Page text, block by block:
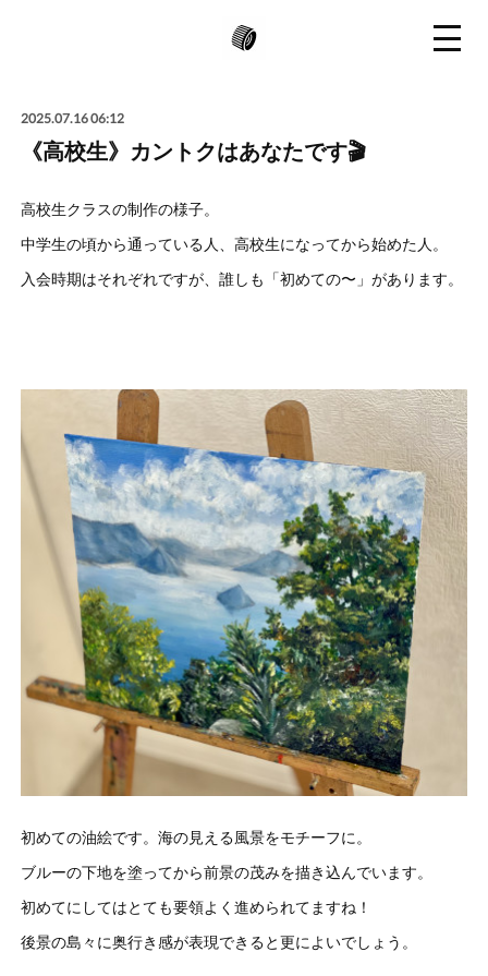
2025.07.16 06:12
《高校生》カントクはあなたです🎬
高校生クラスの制作の様子。
中学生の頃から通っている人、高校生になってから始めた人。
入会時期はそれぞれですが、誰しも「初めての〜」があります。
初めての油絵です。海の見える風景をモチーフに。
ブルーの下地を塗ってから前景の茂みを描き込んでいます。
初めてにしてはとても要領よく進められてますね！
後景の島々に奥行き感が表現できると更によいでしょう。